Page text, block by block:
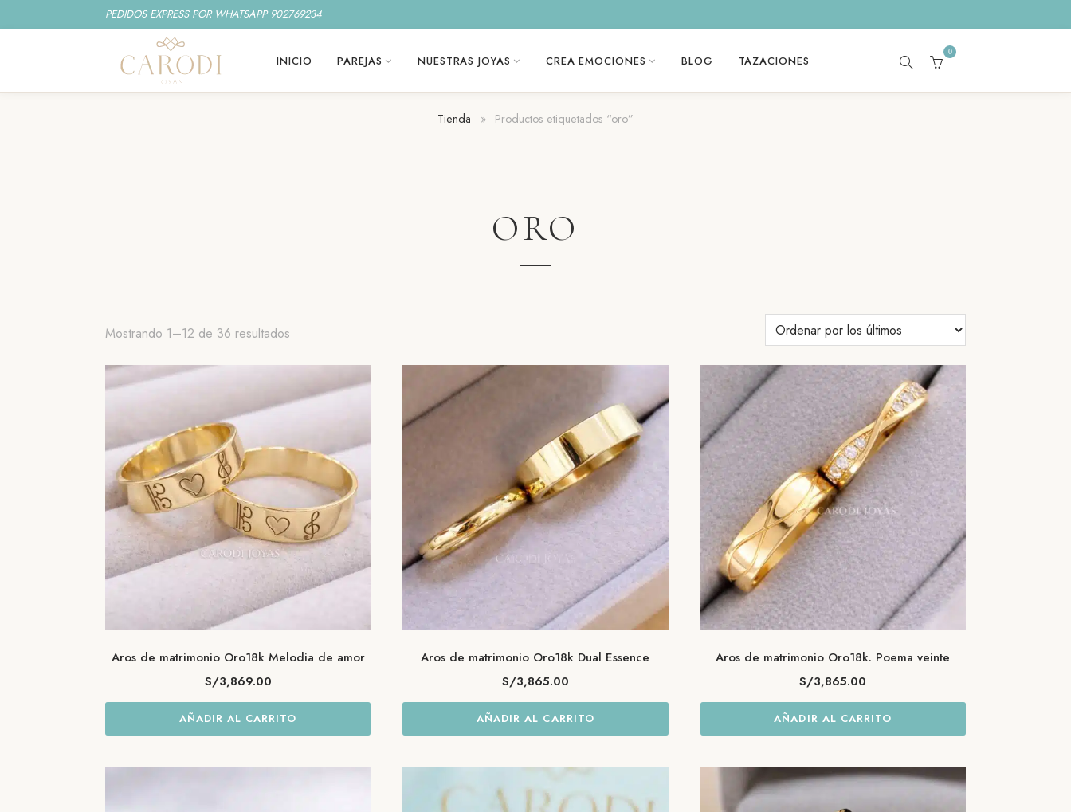
PEDIDOS EXPRESS POR WHATSAPP 902769234
INICIO PAREJAS NUESTRAS JOYAS CREA EMOCIONES BLOG TAZACIONES
SEARCH
0
Tienda » Productos etiquetados “oro”
ORO
Mostrando 1–12 de 36 resultados
últimos
Aros de matrimonio Oro18k Melodia de amor
S/3,869.00
AÑADIR AL CARRITO
Aros de matrimonio Oro18k Dual Essence
S/3,865.00
AÑADIR AL CARRITO
Aros de matrimonio Oro18k. Poema veinte
S/3,865.00
AÑADIR AL CARRITO